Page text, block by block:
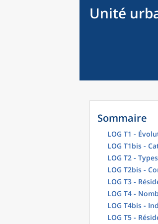
Unité
Sommaire
LOG T1 -
LOG T1bis -
LOG T2 -
LOG T2bis -
LOG T3 -
LOG T4 -
LOG T4bis -
LOG T5 -